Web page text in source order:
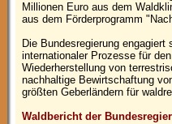
Millionen Euro aus dem
aus dem Förderprogramm
Die Bundesregierung
internationaler Prozesse für
Wiederherstellung von
nachhaltige Bewirtschaftung
größten Geberländern für
Waldbericht der